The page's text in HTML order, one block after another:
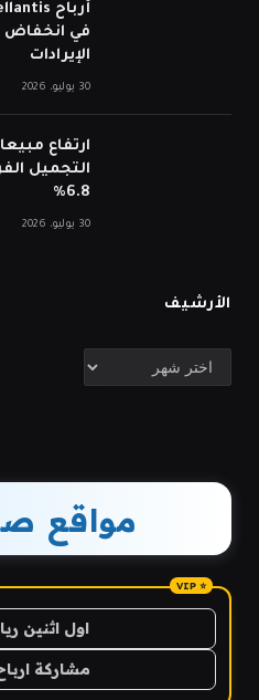
في انخفاض
الإيرادات
30 يوليو، 2026
ارتفاع
6.8%
30 يوليو، 2026
الأرشيف
الأرشيف
مواقع
اول اثنين
مشاركة